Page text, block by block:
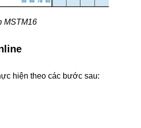
MSTM16
hiện theo các bước sau: